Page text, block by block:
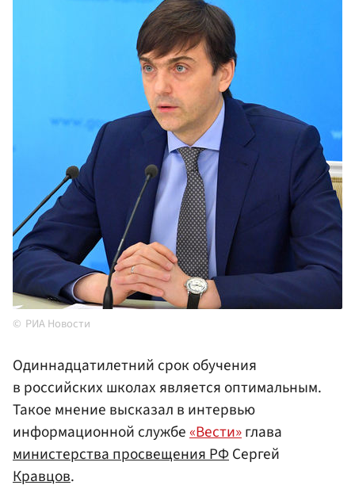
РИА Новости
Одиннадцатилетний срок обучения
в российских школах является оптимальным.
Такое мнение высказал в интервью
информационной службе«Вести»глава
министерства просвещения РФСергей
Кравцов.